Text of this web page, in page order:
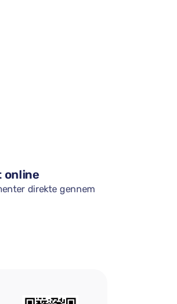
online
direkte gennem